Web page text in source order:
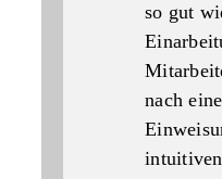
so gut
nach